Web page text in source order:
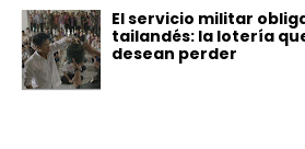
El servicio militar
tailandés: la lotería
desean perder